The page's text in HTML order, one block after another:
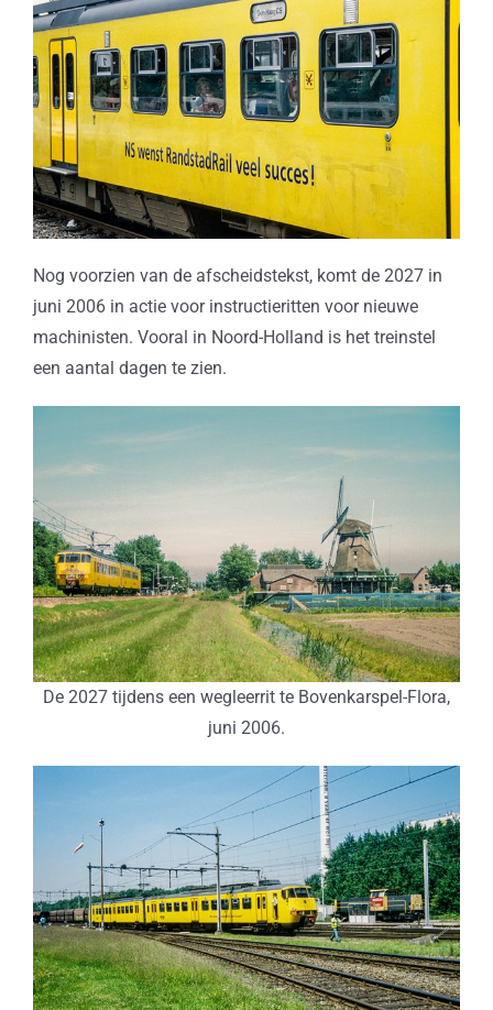
Nog voorzien van de afscheidstekst, komt de 2027 in
juni 2006 in actie voor instructieritten voor nieuwe
machinisten. Vooral in Noord-Holland is het treinstel
een aantal dagen te zien.
De 2027 tijdens een wegleerrit te Bovenkarspel-Flora,
juni 2006.